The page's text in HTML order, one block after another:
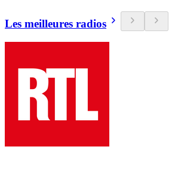
Les meilleures radios